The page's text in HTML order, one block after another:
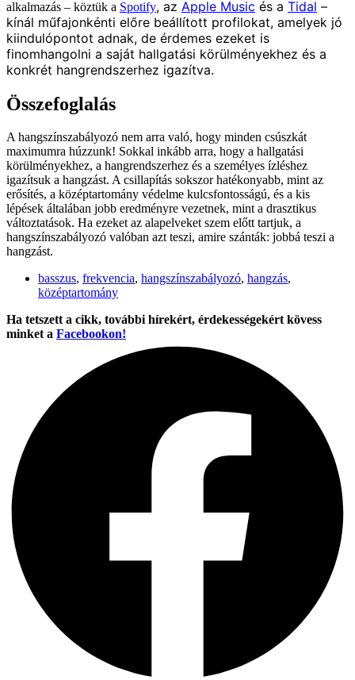
alkalmazás – köztük a Spotify, az Apple Music és a Tidal –
kínál műfajonkénti előre beállított profilokat, amelyek jó
kiindulópontot adnak, de érdemes ezeket is
finomhangolni a saját hallgatási körülményekhez és a
konkrét hangrendszerhez igazítva.
Összefoglalás
A hangszínszabályozó nem arra való, hogy minden csúszkát
maximumra húzzunk! Sokkal inkább arra, hogy a hallgatási
körülményekhez, a hangrendszerhez és a személyes ízléshez
igazítsuk a hangzást. A csillapítás sokszor hatékonyabb, mint az
erősítés, a középtartomány védelme kulcsfontosságú, és a kis
lépések általában jobb eredményre vezetnek, mint a drasztikus
változtatások. Ha ezeket az alapelveket szem előtt tartjuk, a
hangszínszabályozó valóban azt teszi, amire szánták: jobbá teszi a
hangzást.
basszus, frekvencia, hangszínszabályozó, hangzás,
középtartomány
Ha tetszett a cikk, további hírekért, érdekességekért kövess
minket a Facebookon!